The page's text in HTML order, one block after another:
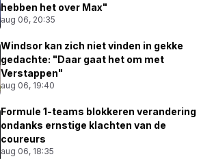
hebben het over Max"
aug 06, 20:35
Windsor kan zich niet vinden in gekke
gedachte: "Daar gaat het om met
Verstappen"
aug 06, 19:40
Formule 1-teams blokkeren verandering
ondanks ernstige klachten van de
coureurs
aug 06, 18:35